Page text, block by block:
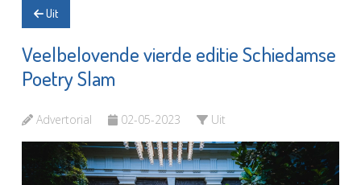
Uit
Veelbelovende vierde editie Schiedamse
Poetry Slam
Advertorial 02-05-2023 Uit